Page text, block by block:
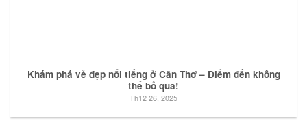
Khám phá vẻ đẹp nổi tiếng ở Cần Thơ – Điểm đến không
thể bỏ qua!
Th12 26, 2025